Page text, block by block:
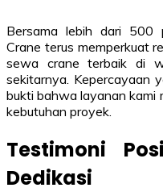
Bersama lebih dari 500
Crane terus memperkuat
sewa crane terbaik di
sekitarnya. Kepercayaan
bukti bahwa layanan kami
kebutuhan proyek.
Testimoni
Dedikasi